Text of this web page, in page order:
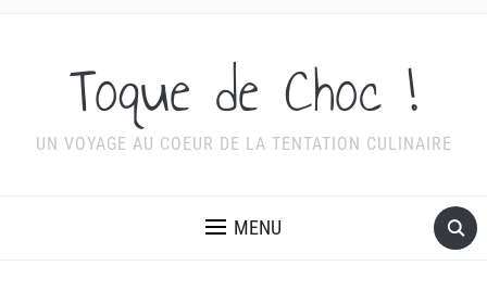
Toque de Choc !
UN VOYAGE AU COEUR DE LA TENTATION CULINAIRE
MENU